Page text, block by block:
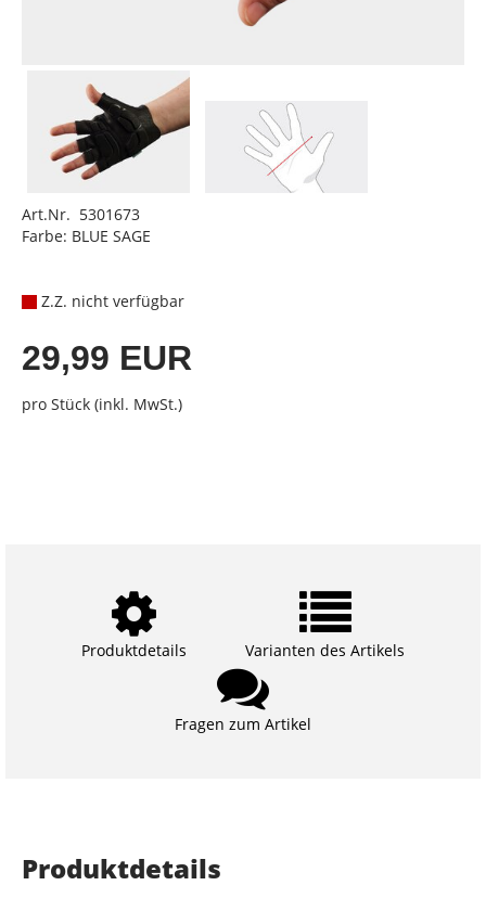
Art.Nr. 5301673
Farbe: BLUE SAGE
Z.Z. nicht verfügbar
29,99 EUR
pro Stück (inkl. MwSt.)
Produktdetails Varianten des Artikels
Fragen zum Artikel
Produktdetails